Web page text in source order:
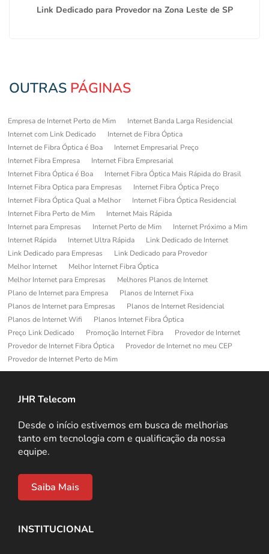
Link Dedicado para Provedor na Zona Leste de SP
OUTRAS PÁGINAS
Empresa de Internet Perto de Mim
Internet Banda Larga Residencial
Internet com Link Dedicado
Internet de Fibra Óptica
Internet de Fibra Óptica é Boa
Internet Empresarial Preço
Internet Fibra Empresa
Internet Fibra Empresarial
Internet Fibra Óptica é Boa
Internet Fibra Óptica Mais Rápida do Brasil
Internet Fibra Optica para Empresas
Internet Fibra Óptica Preço
Internet Fibra Óptica Qual a Melhor
Internet Fibra Óptica Residencial
Internet Fibra Perto de Mim
Internet Mais Rápida
Internet para Empresas
Internet Perto de Mim
Internet Próximo a Mim
Internet Rápida
Internet Ultra Rápida
Link Dedicado de Internet
Link Dedicado para Empresas
Link Dedicado para Provedor
Melhor Internet
Melhor Internet Fibra Óptica
Melhor Internet para Empresas
Melhores Planos de Internet
Plano de Internet para Empresa
Planos de Internet Fixa
Planos de Internet para Empresas
Planos de Internet Residencial
Planos de Internet Wifi
Planos Internet Fibra Óptica
Preço Link Dedicado
Promoção Internet Fibra
Provedor de Internet
Provedor de Internet Fibra Óptica
Provedor de Internet no meu CEP
Provedor de Internet Perto de Mim
JHR Telecom
Desde o início estivemos em busca de melhorias
tanto em tecnologia com e qualificação da nossa
equipe.
Saiba Mais
INSTITUCIONAL